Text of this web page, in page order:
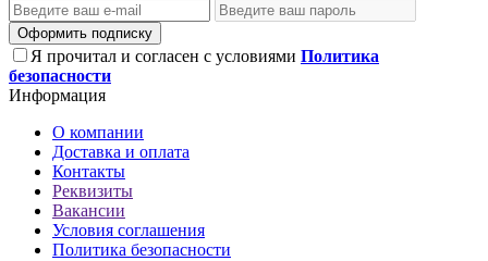
Оформить подписку
Я прочитал и согласен с условиями Политика
безопасности
Информация
О компании
Доставка и оплата
Контакты
Реквизиты
Вакансии
Условия соглашения
Политика безопасности